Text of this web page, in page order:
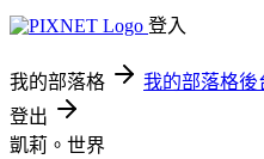
登入
我的部落格 我的部落格後
登出
凱莉。世界